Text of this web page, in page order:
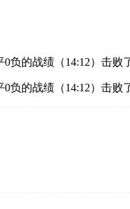
负的战绩（14:12）击败
负的战绩（14:12）击败